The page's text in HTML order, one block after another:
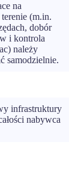
na
(m.in.
dobór
i kontrola
należy
samodzielnie.
infrastruktury
nabywca